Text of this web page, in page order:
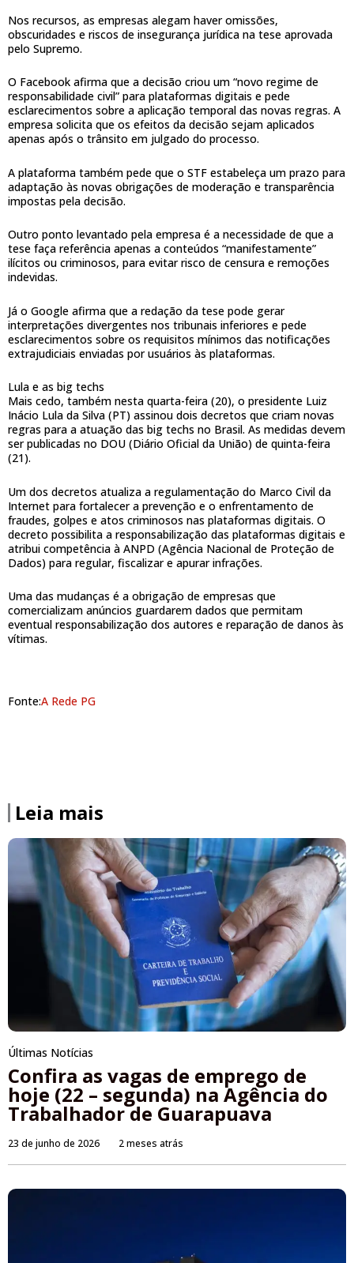
Nos recursos, as empresas alegam haver omissões,
obscuridades e riscos de insegurança jurídica na tese aprovada
pelo Supremo.
O Facebook afirma que a decisão criou um “novo regime de
responsabilidade civil” para plataformas digitais e pede
esclarecimentos sobre a aplicação temporal das novas regras. A
empresa solicita que os efeitos da decisão sejam aplicados
apenas após o trânsito em julgado do processo.
A plataforma também pede que o STF estabeleça um prazo para
adaptação às novas obrigações de moderação e transparência
impostas pela decisão.
Outro ponto levantado pela empresa é a necessidade de que a
tese faça referência apenas a conteúdos “manifestamente”
ilícitos ou criminosos, para evitar risco de censura e remoções
indevidas.
Já o Google afirma que a redação da tese pode gerar
interpretações divergentes nos tribunais inferiores e pede
esclarecimentos sobre os requisitos mínimos das notificações
extrajudiciais enviadas por usuários às plataformas.
Lula e as big techs
Mais cedo, também nesta quarta-feira (20), o presidente Luiz
Inácio Lula da Silva (PT) assinou dois decretos que criam novas
regras para a atuação das big techs no Brasil. As medidas devem
ser publicadas no DOU (Diário Oficial da União) de quinta-feira
(21).
Um dos decretos atualiza a regulamentação do Marco Civil da
Internet para fortalecer a prevenção e o enfrentamento de
fraudes, golpes e atos criminosos nas plataformas digitais. O
decreto possibilita a responsabilização das plataformas digitais e
atribui competência à ANPD (Agência Nacional de Proteção de
Dados) para regular, fiscalizar e apurar infrações.
Uma das mudanças é a obrigação de empresas que
comercializam anúncios guardarem dados que permitam
eventual responsabilização dos autores e reparação de danos às
vítimas.
Fonte:A Rede PG
Leia mais
Últimas Notícias
Confira as vagas de emprego de
hoje (22 – segunda) na Agência do
Trabalhador de Guarapuava
23 de junho de 2026 2 meses atrás